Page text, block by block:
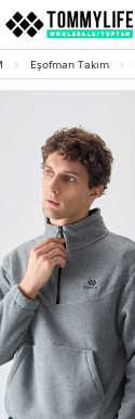
Eşofman Takım